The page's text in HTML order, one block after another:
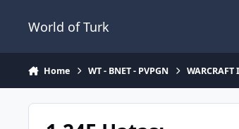
World of Turk
Home WT - BNET - PVPGN WARCRAFT